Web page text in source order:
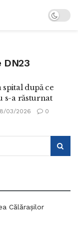
după ce
s-a răsturnat
03/2026 0
Călărașilor